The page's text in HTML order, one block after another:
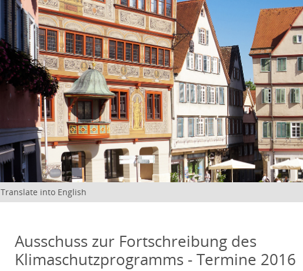
Translate into English
Ausschuss zur Fortschreibung des
Klimaschutzprogramms - Termine 2016